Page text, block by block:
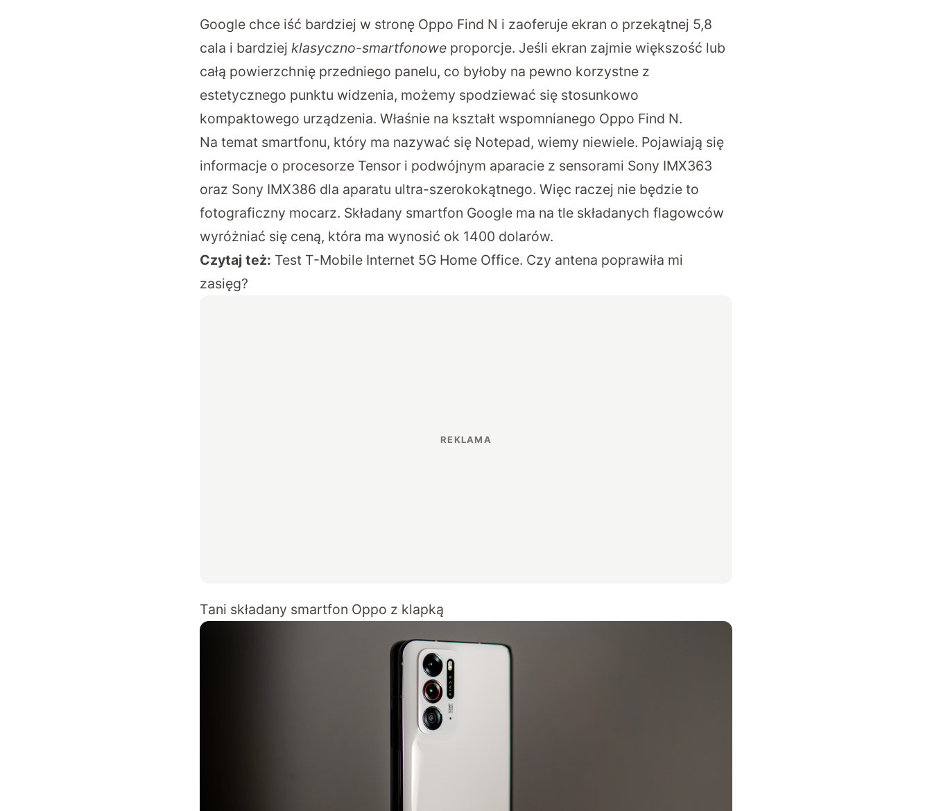
Google chce iść bardziej w stronę Oppo Find N i zaoferuje ekran o przekątnej 5,8
cala i bardziej klasyczno-smartfonowe proporcje. Jeśli ekran zajmie większość lub
całą powierzchnię przedniego panelu, co byłoby na pewno korzystne z
estetycznego punktu widzenia, możemy spodziewać się stosunkowo
kompaktowego urządzenia. Właśnie na kształt wspomnianego Oppo Find N.
Na temat smartfonu, który ma nazywać się Notepad, wiemy niewiele. Pojawiają się
informacje o procesorze Tensor i podwójnym aparacie z sensorami Sony IMX363
oraz Sony IMX386 dla aparatu ultra-szerokokątnego. Więc raczej nie będzie to
fotograficzny mocarz. Składany smartfon Google ma na tle składanych flagowców
wyróżniać się ceną, która ma wynosić ok 1400 dolarów.
Czytaj też: Test T-Mobile Internet 5G Home Office. Czy antena poprawiła mi
zasięg?
Tani składany smartfon Oppo z klapką